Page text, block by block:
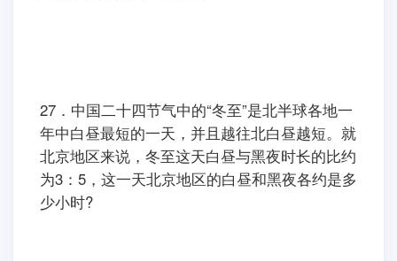
27．中国二十四节气中的“冬至”是北半球各地一
年中白昼最短的一天，并且越往北白昼越短。就
北京地区来说，冬至这天白昼与黑夜时长的比约
为3：5，这一天北京地区的白昼和黑夜各约是多
少小时?